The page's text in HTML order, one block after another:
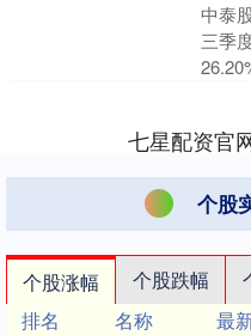
中泰
三季
七星配资官
个股
个股涨幅 个股跌幅
排名
名称 最